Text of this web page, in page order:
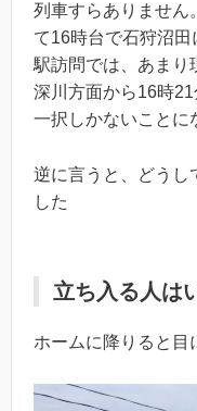
列車すらありません
て16時台で石狩沼田
駅訪問では、あまり
深川方面から16時
一択しかないことに
逆に言うと、どうし
した
立ち入る人は
ホームに降りると目